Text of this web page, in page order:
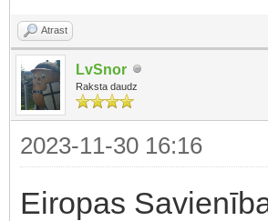
Atrast
LvSnor
Raksta daudz
2023-11-30 16:16
Eiropas